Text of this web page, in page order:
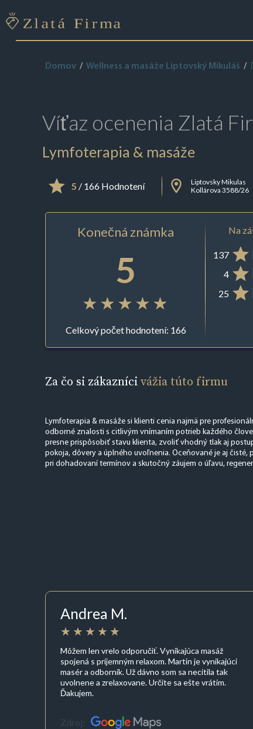
Domov Wellness a masáže Liptovský Mikuláš
Víťaz ocenenia Zlatá
Lymfoterapia & masáže
5 / 166 Hodnotení
Liptovsky Mikulas
Kollárova 3588/26
Konečná známka
5
Celkový počet hodnotení: 166
Na
137
4
25
Za čo si zákaznícivážia túto firmu
Lymfoterapia & masáže si klienti cenia najmä pre
odborné znalosti s citlivým vnímaním potrieb každého
presne prispôsobiť stavu klienta, zvoliť vhodný tlak aj
pokoja, dôvery a úplného uvoľnenia. Oceňované je aj čisté,
pri dohadovaní termínov a skutočný záujem o úľavu,
Andrea M.
Môžem len vrelo odporučiť. Vynikajúca masáž
spojená s príjemným relaxom. Martin je vynikajúci
masér a odborník. Už dávno som sa necítila tak
uvolnene a zrelaxovane. Určite sa ešte vrátim.
Ďakujem.
Zdroj: